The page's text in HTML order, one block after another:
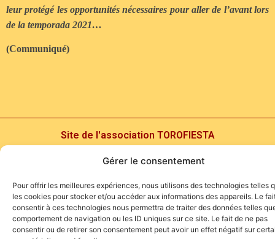
Gérer le consentement
Pour offrir les meilleures expériences, nous utilisons des technologies telles
les cookies pour stocker et/ou accéder aux informations des appareils. Le
consentir à ces technologies nous permettra de traiter des données telles
comportement de navigation ou les ID uniques sur ce site. Le fait de ne pas
consentir ou de retirer son consentement peut avoir un effet négatif sur
leur protégé les opportunités nécessaires pour aller de l’avant lors
de la temporada 2021…
(Communiqué)
Site de l'association TOROFIESTA